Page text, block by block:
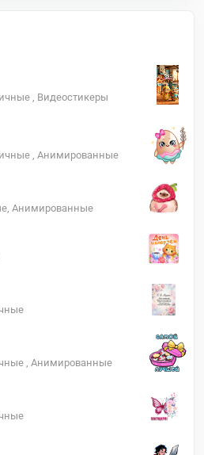
, Видеостикеры
, Анимированные
Анимированные
, Анимированные